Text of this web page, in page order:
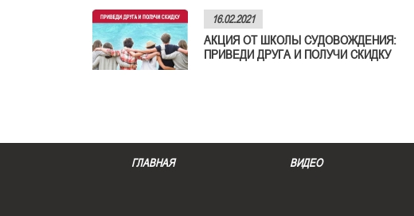
16.02.2021
АКЦИЯ ОТ ШКОЛЫ СУДОВОЖДЕНИЯ:
ПРИВЕДИ ДРУГА И ПОЛУЧИ СКИДКУ
ГЛАВНАЯ ВИДЕО